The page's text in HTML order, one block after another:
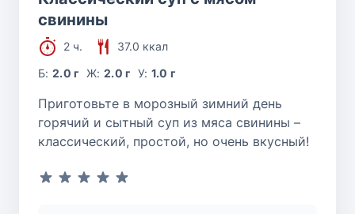
свинины
2 ч.
37.0 ккал
Б:2.0 г Ж: 2.0 г У: 1.0 г
Приготовьте в морозный зимний день
горячий и сытный суп из мяса свинины –
классический, простой, но очень вкусный!